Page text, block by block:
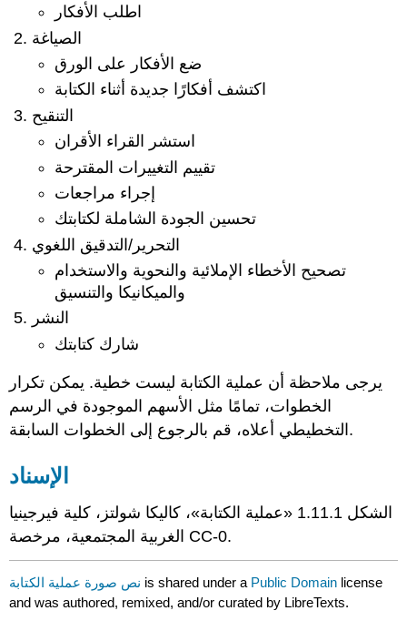
اطلب الأفكار
الصياغة
ضع الأفكار على الورق
اكتشف أفكارًا جديدة أثناء الكتابة
التنقيح
استشر القراء الأقران
تقييم التغييرات المقترحة
إجراء مراجعات
تحسين الجودة الشاملة لكتابتك
التحرير/التدقيق اللغوي
تصحيح الأخطاء الإملائية والنحوية والاستخدام
والميكانيكا والتنسيق
النشر
شارك كتابتك
يرجى ملاحظة أن عملية الكتابة ليست خطية. يمكن تكرار
الخطوات، تمامًا مثل الأسهم الموجودة في الرسم
التخطيطي أعلاه، قم بالرجوع إلى الخطوات السابقة.
الإسناد
الشكل 1.11.1 «عملية الكتابة»، كاليكا شولتز، كلية فيرجينيا
الغربية المجتمعية، مرخصة CC-0.
نص صورة عملية الكتابة is shared under a Public Domain license
and was authored, remixed, and/or curated by LibreTexts.